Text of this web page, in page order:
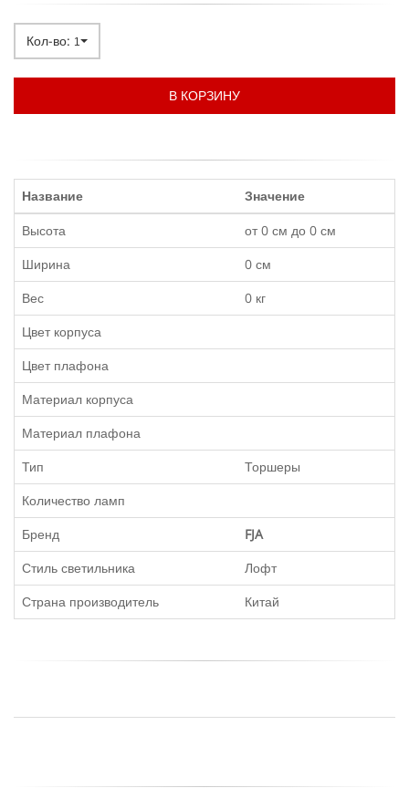
Кол-во: 1
В КОРЗИНУ
Название
Значение
Высота
от 0 см до 0 см
Ширина
0 см
Вес
0 кг
Цвет корпуса
Цвет плафона
Материал корпуса
Материал плафона
Тип
Торшеры
Количество ламп
Бренд
FJA
Стиль светильника
Лофт
Страна производитель
Китай